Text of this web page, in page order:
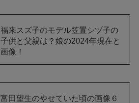
福来スズ子のモデル笠置シヅ子の
子供と父親は？娘の2024年現在と
画像！
富田望生のやせていた頃の画像６